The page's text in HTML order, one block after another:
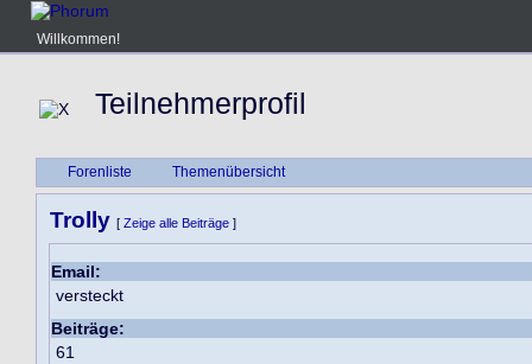
Willkommen!
Teilnehmerprofil
Forenliste Themenübersicht
Trolly [ Zeige alle Beiträge ]
Email:
versteckt
Beiträge:
61